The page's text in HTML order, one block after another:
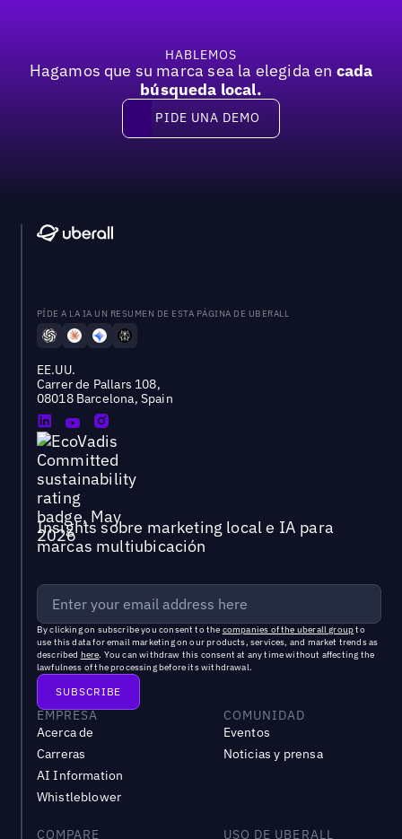
HABLEMOS
Hagamos que su marca sea la elegida en cada
búsqueda local.
Pide una demo
PIDE UNA DEMO
PÍDE A LA IA UN RESUMEN DE ESTA PÁGINA DE UBERALL
EE.UU.
Carrer de Pallars 108,
08018 Barcelona, Spain
Insights sobre marketing local e IA para
marcas multiubicación
By clicking on subscribe you consent to the companies of the uberall groupto
use this data for email marketing on our products, services, and market trends as
described here. You can withdraw this consent at any time without affecting the
lawfulness of the processing before its withdrawal.
EMPRESA
Acerca de
Carreras
AI Information
Whistleblower
COMUNIDAD
Eventos
Noticias y prensa
COMPARE USO DE UBERALL